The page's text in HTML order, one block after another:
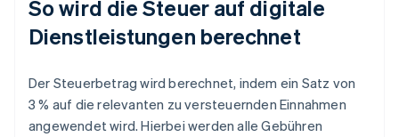
So wird die Steuer auf digitale
Dienstleistungen berechnet
Der Steuerbetrag wird berechnet, indem ein Satz von
3 % auf die relevanten zu versteuernden Einnahmen
angewendet wird. Hierbei werden alle Gebühren